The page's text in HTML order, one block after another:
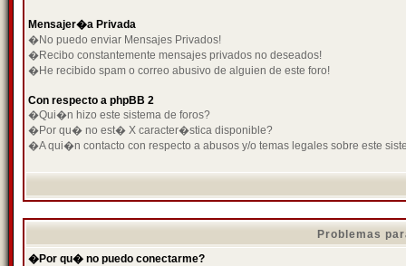
Mensajer�a Privada
�No puedo enviar Mensajes Privados!
�Recibo constantemente mensajes privados no deseados!
�He recibido spam o correo abusivo de alguien de este foro!
Con respecto a phpBB 2
�Qui�n hizo este sistema de foros?
�Por qu� no est� X caracter�stica disponible?
�A qui�n contacto con respecto a abusos y/o temas legales sobre este
Problemas
�Por qu� no puedo conectarme?